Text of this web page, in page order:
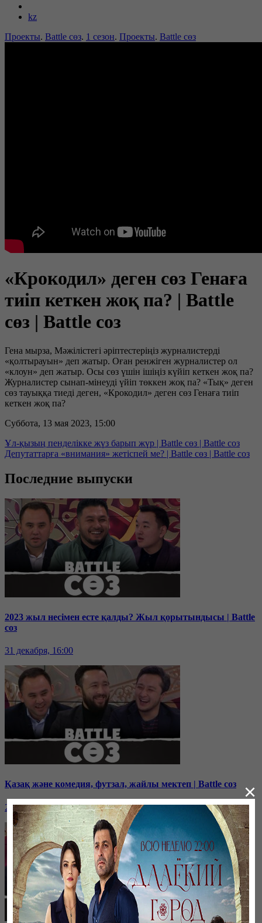
kz
Проекты. Battle сөз. 1 сезон. Проекты. Battle сөз
«Крокодил» деген сөз Генаға
тиіп кеткен жоқ па? | Battle
сөз | Battle соз
Гена мырза, Мәжілістегі әріптестеріңіз журналистерді
«қолтырауын» деп жатыр. Оған ренжіген журналистер ол
«клоун» деп жатыр. Осы сөз үшін ішіңіз күйіп кеткен жоқ па?
Журналистер сынап-мінеуді үйіп төккен жоқ па? «Тық» деген
сөз тауыққа тиеді деген, «Крокодил» деген сөз Генаға тиіп
кеткен жоқ па?
Суббота, 13 мая 2023, 15:00
Ұл-қызың пенделікке жүз барып жүр | Battle сөз | Battle соз
Депутаттарға «внимания» жетіспей ме? | Battle сөз | Battle соз
Последние выпуски
2023 жыл несімен есте қалды? Жыл қорытындысы | Battle
соз
31 декабря, 16:00
Қазақ және комедия, футзал, жайлы мектеп | Battle соз
25 декабря, 14:00
×